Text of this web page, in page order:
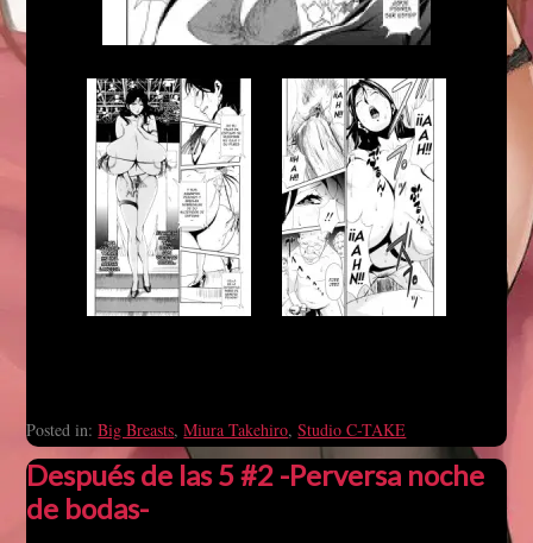
Posted in:Big Breasts,Miura Takehiro,Studio C-TAKE
Después de las 5 #2 -Perversa noche
de bodas-